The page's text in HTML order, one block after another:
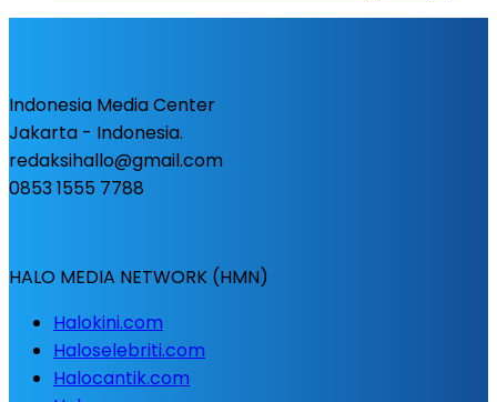
Indonesia Media Center
Jakarta - Indonesia.
redaksihallo@gmail.com
0853 1555 7788
HALO MEDIA NETWORK (HMN)
Halokini.com
Haloselebriti.com
Halocantik.com